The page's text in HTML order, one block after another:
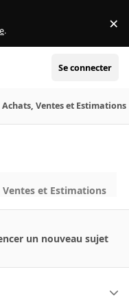
. ×
Se connecter
Achats, Ventes et Estimations
Ventes et Estimations
un nouveau sujet